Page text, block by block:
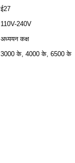
ई27
110V-240V
अध्ययन कक्ष
3000 के, 4000 के, 6500 के